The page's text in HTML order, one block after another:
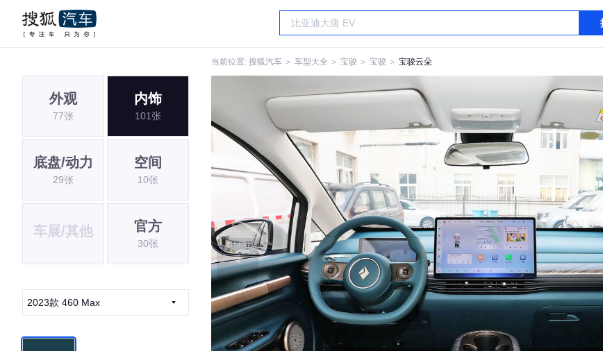
当前位置: 搜狐汽车 ＞ 车型大全 ＞ 宝骏 ＞ 宝骏 ＞ 宝骏云朵
外观
77张
内饰
101张
底盘/动力
29张
空间
10张
车展/其他 官方
30张
2023款 460 Max